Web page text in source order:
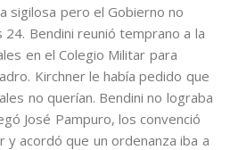
sigilosa pero el Gobierno no
Bendini reunió temprano a la
en el Colegio Militar para
Kirchner le había pedido que
no querían. Bendini no lograba
José Pampuro, los convenció
acordó que un ordenanza iba a